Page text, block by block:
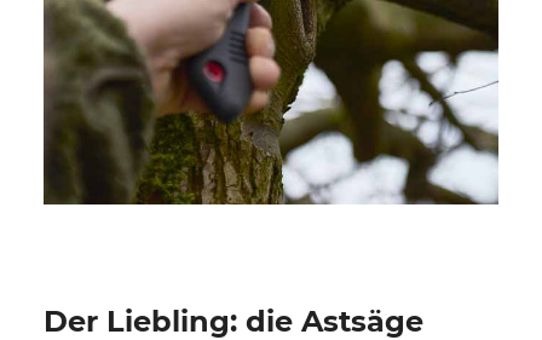
Der Liebling: die Astsäge